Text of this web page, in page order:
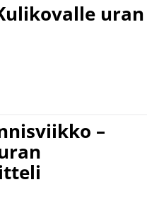
uran
–